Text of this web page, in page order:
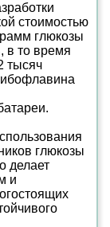
стоимостью
глюкозы
в то время
тысяч
глюкозы
делает
и